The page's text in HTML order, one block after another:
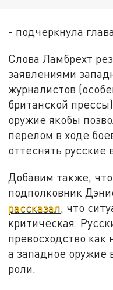
- подчеркнула
Слова Ламбрехт
заявлениями
журналистов
британской
оружие якобы
перелом в ходе
оттеснять русские
Добавим также,
подполковник
рассказал, что
критическая.
превосходство как
а западное оружие
роли.